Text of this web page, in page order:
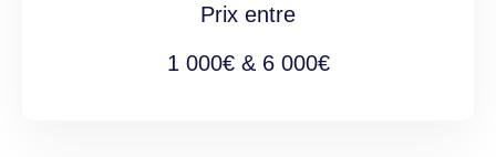
Prix entre
1 000€ & 6 000€